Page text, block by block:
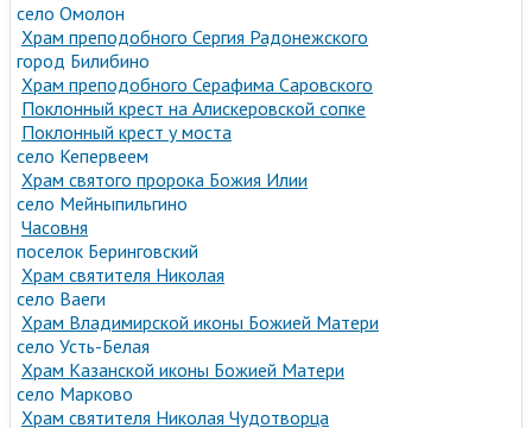
село Омолон
Храм преподобного Сергия Радонежского
город Билибино
Храм преподобного Серафима Саровского
Поклонный крест на Алискеровской сопке
Поклонный крест у моста
село Кепервеем
Храм святого пророка Божия Илии
село Мейныпильгино
Часовня
поселок Беринговский
Храм святителя Николая
село Ваеги
Храм Владимирской иконы Божией Матери
село Усть-Белая
Храм Казанской иконы Божией Матери
село Марково
Храм святителя Николая Чудотворца